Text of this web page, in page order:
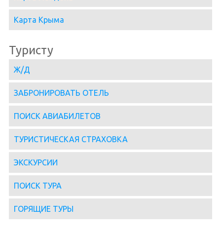
Карта Крыма
Туристу
Ж/Д
ЗАБРОНИРОВАТЬ ОТЕЛЬ
ПОИСК АВИАБИЛЕТОВ
ТУРИСТИЧЕСКАЯ СТРАХОВКА
ЭКСКУРСИИ
ПОИСК ТУРА
ГОРЯЩИЕ ТУРЫ